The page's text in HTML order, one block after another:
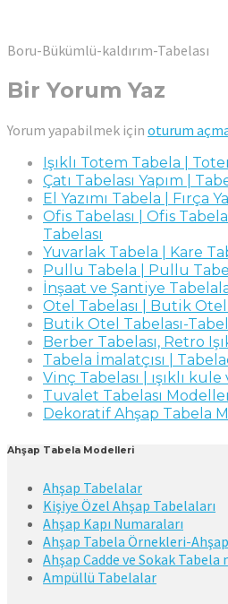
Boru-Bükümlü-kaldırım-Tabelası
Bir Yorum Yaz
Yorum yapabilmek için oturum
Işıklı Totem Tabela |
Çatı Tabelası Yapım |
El Yazımı Tabela | Fırça
Ofis Tabelası | Ofis
Tabelası
Yuvarlak Tabela | Kare
Pullu Tabela | Pullu
İnşaat ve Şantiye
Otel Tabelası | Butik Otel
Butik Otel Tabelası-
Berber Tabelası, Retro
Tabela İmalatçısı |
Vinç Tabelası | ışıklı
Tuvalet Tabelası
Dekoratif Ahşap Tabela
Ahşap Tabela Modelleri
Ahşap Tabelalar
Kişiye Özel Ahşap Tabelaları
Ahşap Kapı Numaraları
Ahşap Tabela Örnekleri-
Ahşap Cadde ve Sokak
Ampüllü Tabelalar